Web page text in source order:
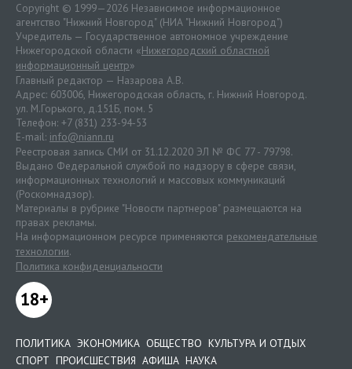
Copyright © 1999—2026 Независимое информационное
агентство "Нижний Новгород" (НИА "Нижний Новгород")
Учредитель — Государственное автономное учреждение
Нижегородской области «Нижегородский областной
информационный центр»
Главный редактор — Назарова А.В.
Адрес: 603006, Нижегородская область, г. Нижний Новгород.
ул. М.Горького, д.151Б, пом. 5
Телефон: +7 (831) 233-94-53
E-mail: info@niann.ru
Реестровая запись СМИ от 31.12.2020 ЭЛ № ФС 77 - 79798.
Выдано Федеральной службой по надзору в сфере связи,
информационных технологий и массовых коммуникаций
(Роскомнадзор).
Материалы в рубрике "Новости партнеров" размещаются на
правах рекламы.
На информационном ресурсе применяются рекомендательные
технологии.
Политика конфиденциальности
18+
ПОЛИТИКА ЭКОНОМИКА ОБЩЕСТВО КУЛЬТУРА И ОТДЫХ
СПОРТ ПРОИСШЕСТВИЯ АФИША НАУКА